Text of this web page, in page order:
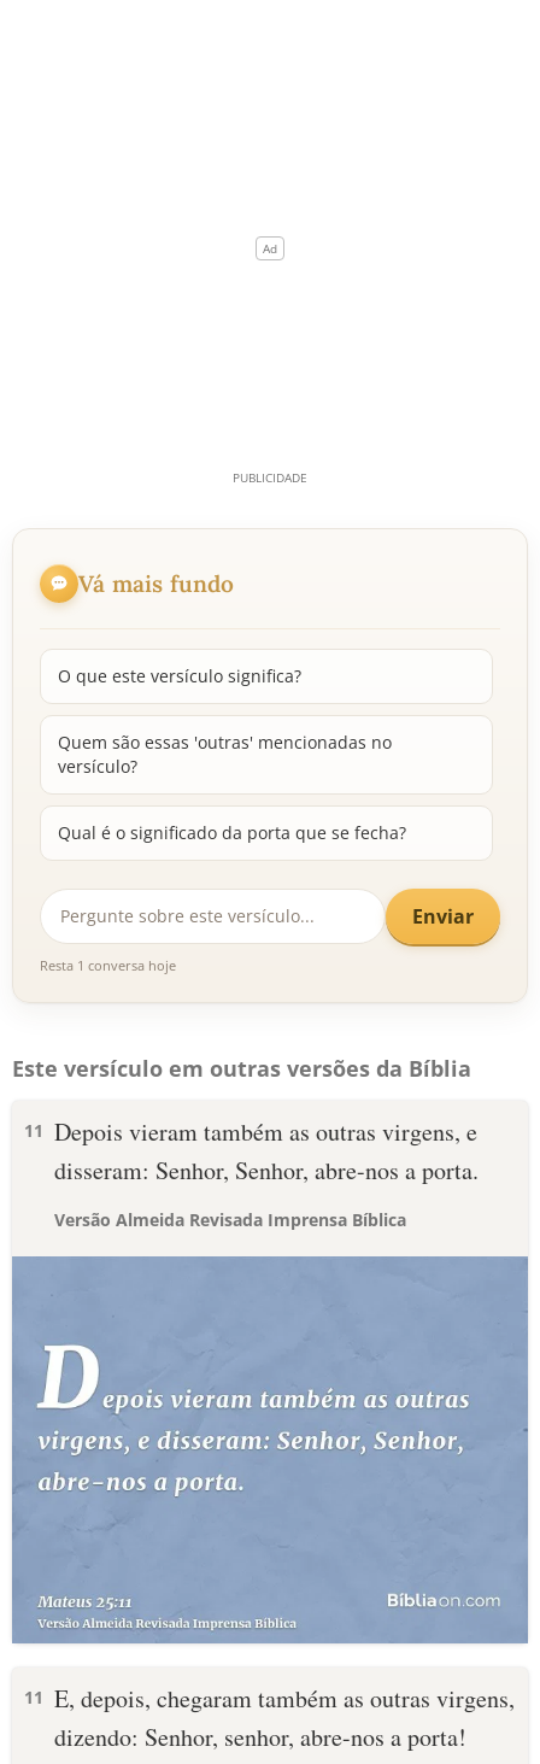
Vá mais fundo
O que este versículo significa?
Quem são essas 'outras' mencionadas no
versículo?
Qual é o significado da porta que se fecha?
Enviar
Resta 1 conversa hoje
Este versículo em outras versões da Bíblia
11 Depois vieram também as outras virgens, e
disseram: Senhor, Senhor, abre-nos a porta.
Versão Almeida Revisada Imprensa Bíblica
11 E, depois, chegaram também as outras virgens,
dizendo: Senhor, senhor, abre-nos a porta!